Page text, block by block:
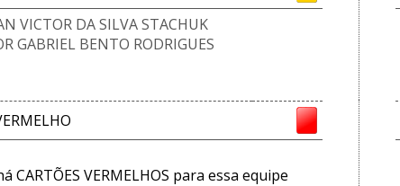
VICTOR DA SILVA STACHUK
GABRIEL BENTO RODRIGUES
CARTÕES VERMELHOS para essa equipe